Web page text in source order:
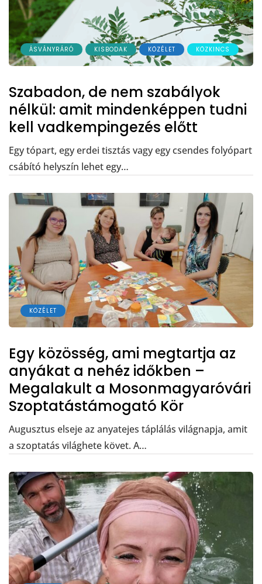
ÁSVÁNYRÁRÓ KISBODAK KÖZÉLET KÖZKINCS
Szabadon, de nem szabályok
nélkül: amit mindenképpen tudni
kell vadkempingezés előtt
Egy tópart, egy erdei tisztás vagy egy csendes folyópart
csábító helyszín lehet egy…
KÖZÉLET
Egy közösség, ami megtartja az
anyákat a nehéz időkben –
Megalakult a Mosonmagyaróvári
Szoptatástámogató Kör
Augusztus elseje az anyatejes táplálás világnapja, amit
a szoptatás világhete követ. A…